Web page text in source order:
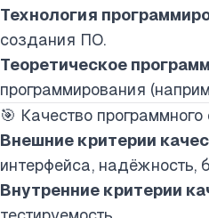
Технология
создания ПО.
Теоретическое
программирования
🎯 Качество
Внешние критерии
интерфейса, надёжность,
Внутренние критерии